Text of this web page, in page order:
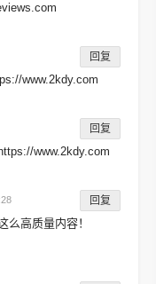
回复
www.2kdy.com
回复
www.2kdy.com
回复
么高质量内容！